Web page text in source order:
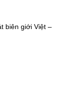
biên giới Việt –